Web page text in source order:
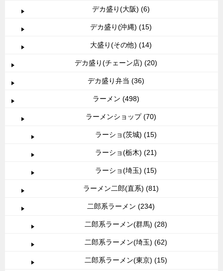
デカ盛り(大阪) (6)
デカ盛り(沖縄) (15)
大盛り(その他) (14)
デカ盛り(チェーン店) (20)
デカ盛り弁当 (36)
ラーメン (498)
ラーメンショップ (70)
ラーショ(茨城) (15)
ラーショ(栃木) (21)
ラーショ(埼玉) (15)
ラーメン二郎(直系) (81)
二郎系ラーメン (234)
二郎系ラーメン(群馬) (28)
二郎系ラーメン(埼玉) (62)
二郎系ラーメン(東京) (15)